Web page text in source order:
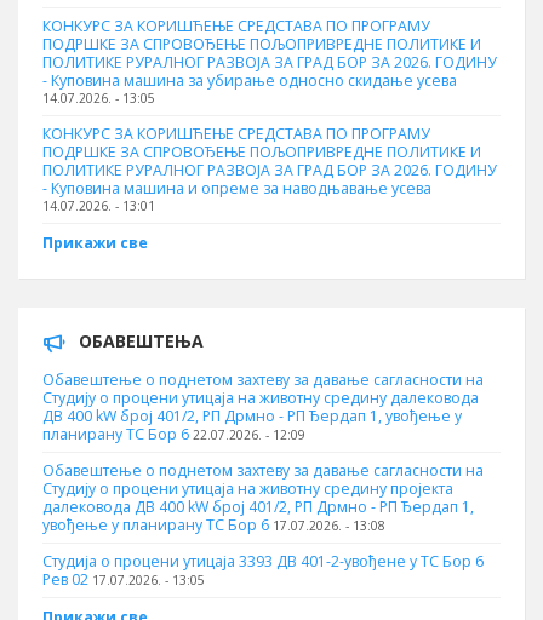
КОНКУРС ЗА КОРИШЋЕЊЕ СРЕДСТАВА ПО ПРОГРАМУ
ПОДРШКЕ ЗА СПРОВОЂЕЊЕ ПОЉОПРИВРЕДНЕ ПОЛИТИКЕ И
ПОЛИТИКЕ РУРАЛНОГ РАЗВОЈА ЗА ГРАД БОР ЗА 2026. ГОДИНУ
- Куповинa машина за убирање односно скидање усева
14.07.2026. - 13:05
КОНКУРС ЗА КОРИШЋЕЊЕ СРЕДСТАВА ПО ПРОГРАМУ
ПОДРШКЕ ЗА СПРОВОЂЕЊЕ ПОЉОПРИВРЕДНЕ ПОЛИТИКЕ И
ПОЛИТИКЕ РУРАЛНОГ РАЗВОЈА ЗА ГРАД БОР ЗА 2026. ГОДИНУ
- Куповина машина и опреме за наводњавање усева
14.07.2026. - 13:01
Прикажи све
ОБАВЕШТЕЊА
Обавештење о поднетом захтеву за давање сагласности на
Студију о процени утицаја на животну средину далековода
ДВ 400 kW број 401/2, РП Дрмно - РП Ђердап 1, увођење у
планирану ТС Бор 6 22.07.2026. - 12:09
Обавештење о поднетом захтеву за давање сагласности на
Студију о процени утицаја на животну средину пројекта
далековода ДВ 400 kW број 401/2, РП Дрмно - РП Ђердап 1,
увођење у планирану ТС Бор 6 17.07.2026. - 13:08
Студија о процени утицаја 3393 ДВ 401-2-увођене у ТС Бор 6
Рев 02 17.07.2026. - 13:05